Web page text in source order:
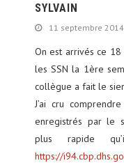
SYLVAIN
11 septembre
On est arrivés ce
les SSN la 1ère
collègue a fait le
J’ai cru
enregistrés par le
plus rapide
https://